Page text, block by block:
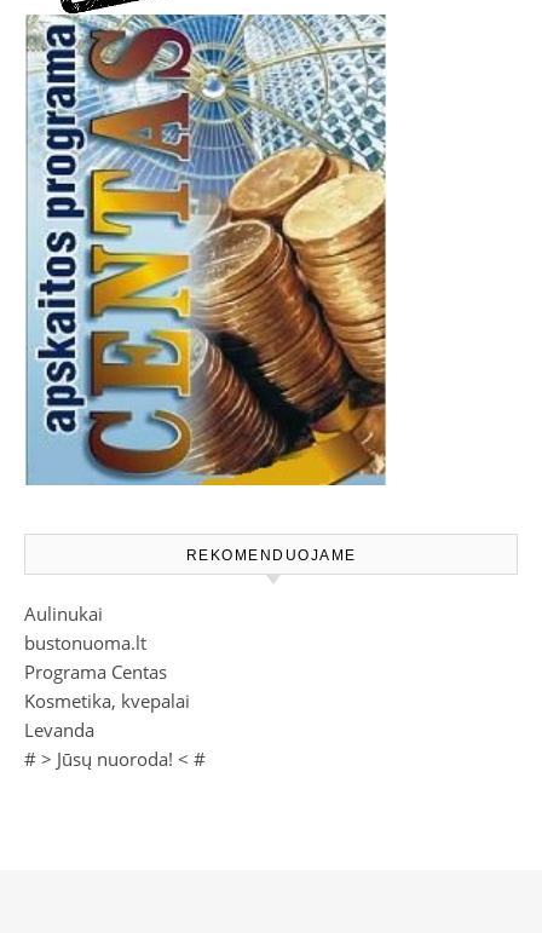
REKOMENDUOJAME
Aulinukai
bustonuoma.lt
Programa Centas
Kosmetika, kvepalai
Levanda
# > Jūsų nuoroda! < #